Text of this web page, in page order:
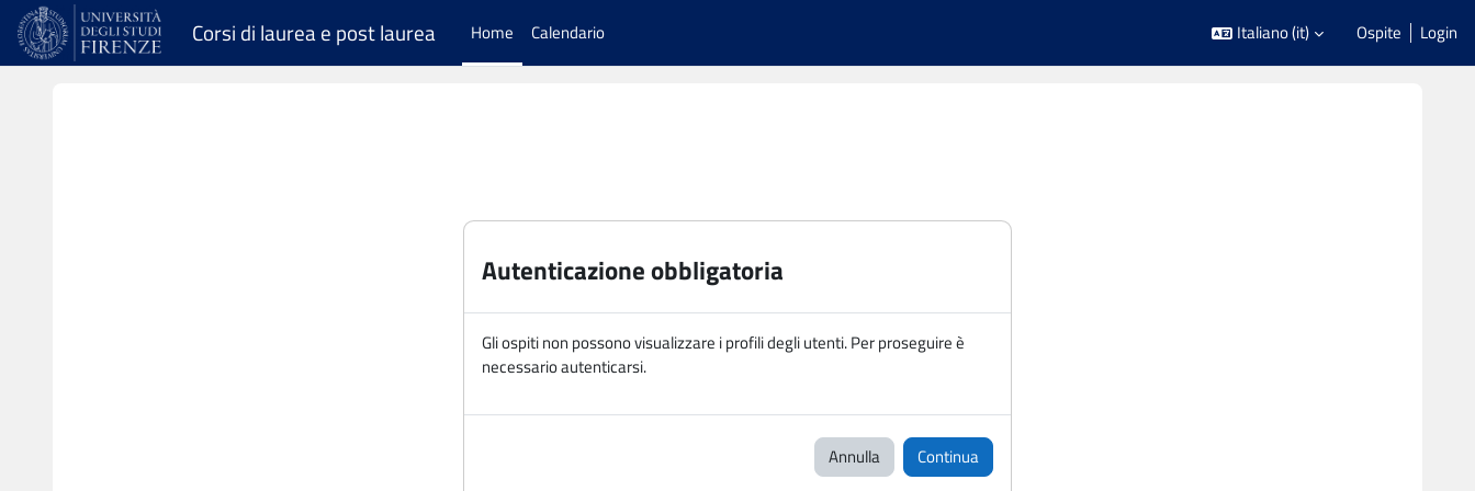
Vai al contenuto principale
Corsi di laurea e post laurea Home Calendario Italiano ‎(it)‎ Ospite Login
Autenticazione obbligatoria
Gli ospiti non possono visualizzare i profili degli utenti. Per proseguire è
necessario autenticarsi.
Annulla Continua